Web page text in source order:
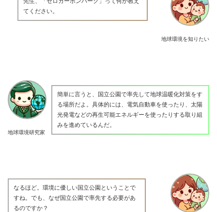
地球環境を知りたい
てください。
地球環境研究家
簡単に言うと、国立公園で率先して地球温暖化対策をす
る場所だよ。具体的には、電気自動車を使ったり、太陽
光発電などの再生可能エネルギーを使ったりする取り組
みを進めているんだ。
なるほど。環境に優しい国立公園ということで
すね。でも、なぜ国立公園で率先する必要があ
るのですか？